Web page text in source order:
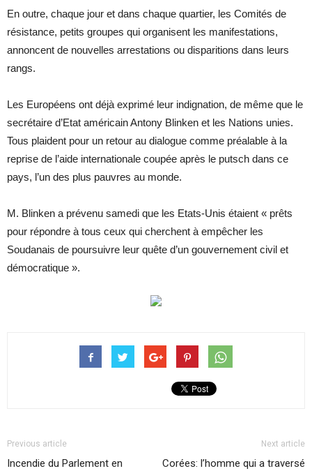
En outre, chaque jour et dans chaque quartier, les Comités de
résistance, petits groupes qui organisent les manifestations,
annoncent de nouvelles arrestations ou disparitions dans leurs
rangs.
Les Européens ont déjà exprimé leur indignation, de même que le
secrétaire d’Etat américain Antony Blinken et les Nations unies.
Tous plaident pour un retour au dialogue comme préalable à la
reprise de l’aide internationale coupée après le putsch dans ce
pays, l’un des plus pauvres au monde.
M. Blinken a prévenu samedi que les Etats-Unis étaient « prêts
pour répondre à tous ceux qui cherchent à empêcher les
Soudanais de poursuivre leur quête d’un gouvernement civil et
démocratique ».
Previous article
Incendie du Parlement en
Next article
Corées: l’homme qui a traversé